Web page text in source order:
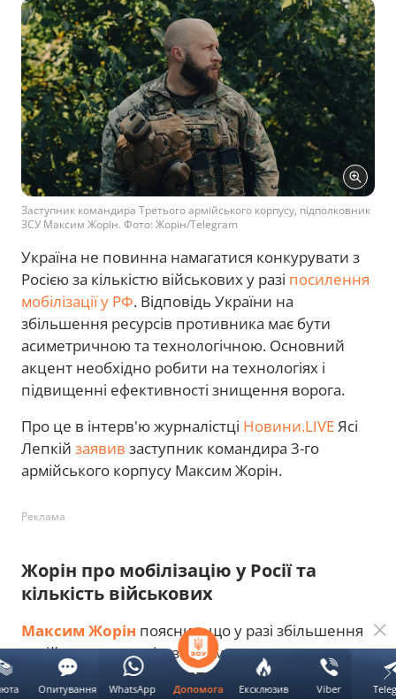
Заступник командира Третього армійського корпусу, підполковник
ЗСУ Максим Жорін. Фото: Жорін/Telegram
Україна не повинна намагатися конкурувати з
Росією за кількістю військових у разі посилення
мобілізації у РФ. Відповідь України на
збільшення ресурсів противника має бути
асиметричною та технологічною. Основний
акцент необхідно робити на технологіях і
підвищенні ефективності знищення ворога.
Про це в інтерв'ю журналістці Новини.LIVEЯсі
Лепкій заявив заступник командира 3-го
армійського корпусу Максим Жорін.
Реклама
Жорін про мобілізацію у Росії та
кількість військових
Максим Жорін пояснив, що у разі збільшення
російських ресурсів, зокрема людських,
Україна не має намагатися наздогнати
Допомога Ексклюзив Viber
Опитування WhatsApp